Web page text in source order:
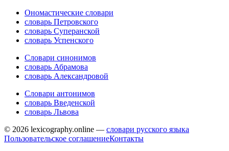
Ономастические словари
словарь Петровского
словарь Суперанской
словарь Успенского
Словари синонимов
словарь Абрамова
словарь Александровой
Словари антонимов
словарь Введенской
словарь Львова
© 2026 lexicography.online — словари русского языка
Пользовательское соглашениеКонтакты